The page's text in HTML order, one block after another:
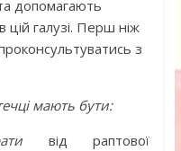
допомагають
цій галузі. Перш ніж
з
мають бути:
від раптової